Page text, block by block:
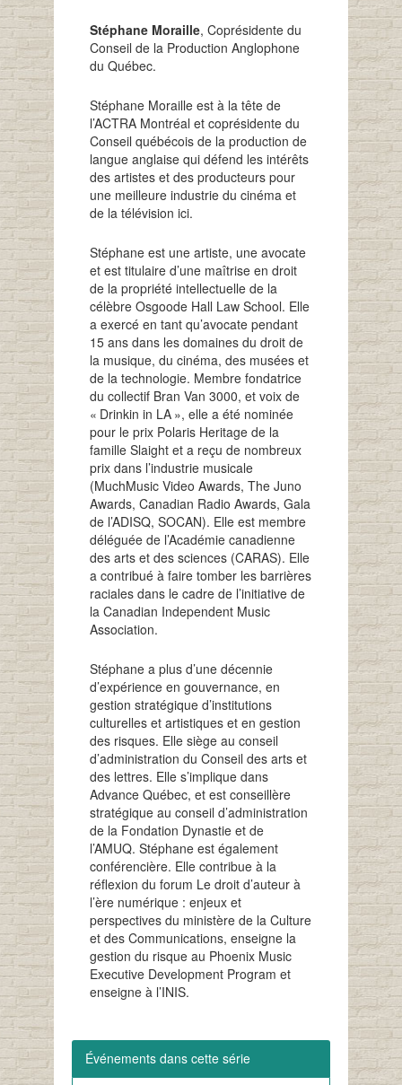
Stéphane Moraille, Coprésidente du
Conseil de la Production Anglophone
du Québec.
Stéphane Moraille est à la tête de
l’ACTRA Montréal et coprésidente du
Conseil québécois de la production de
langue anglaise qui défend les intérêts
des artistes et des producteurs pour
une meilleure industrie du cinéma et
de la télévision ici.
Stéphane est une artiste, une avocate
et est titulaire d’une maîtrise en droit
de la propriété intellectuelle de la
célèbre Osgoode Hall Law School. Elle
a exercé en tant qu’avocate pendant
15 ans dans les domaines du droit de
la musique, du cinéma, des musées et
de la technologie. Membre fondatrice
du collectif Bran Van 3000, et voix de
« Drinkin in LA », elle a été nominée
pour le prix Polaris Heritage de la
famille Slaight et a reçu de nombreux
prix dans l’industrie musicale
(MuchMusic Video Awards, The Juno
Awards, Canadian Radio Awards, Gala
de l’ADISQ, SOCAN). Elle est membre
déléguée de l’Académie canadienne
des arts et des sciences (CARAS). Elle
a contribué à faire tomber les barrières
raciales dans le cadre de l’initiative de
la Canadian Independent Music
Association.
Stéphane a plus d’une décennie
d’expérience en gouvernance, en
gestion stratégique d’institutions
culturelles et artistiques et en gestion
des risques. Elle siège au conseil
d’administration du Conseil des arts et
des lettres. Elle s’implique dans
Advance Québec, et est conseillère
stratégique au conseil d’administration
de la Fondation Dynastie et de
l’AMUQ. Stéphane est également
conférencière. Elle contribue à la
réflexion du forum Le droit d’auteur à
l’ère numérique : enjeux et
perspectives du ministère de la Culture
et des Communications, enseigne la
gestion du risque au Phoenix Music
Executive Development Program et
enseigne à l’INIS.
Événements dans cette série